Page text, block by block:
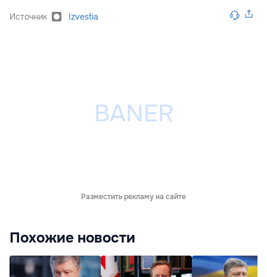
Источник Izvestia
Разместить рекламу на сайте
Похожие новости